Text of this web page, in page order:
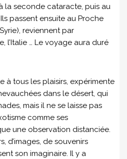
la seconde cataracte, puis au
passent ensuite au Proche
reviennent par
l’Italie … Le voyage aura duré
à tous les plaisirs, expérimente
dans le désert, qui
mais il ne se laisse pas
comme ses
une observation distanciée.
d’images, de souvenirs
son imaginaire. Il y a